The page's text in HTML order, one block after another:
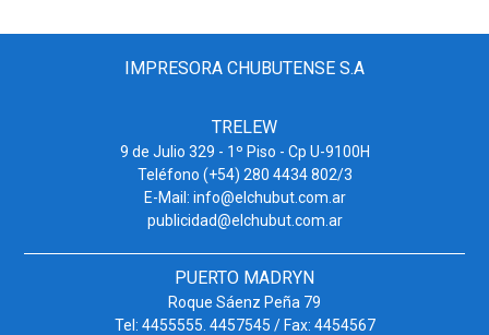
IMPRESORA CHUBUTENSE S.A
TRELEW
9 de Julio 329 - 1º Piso - Cp U-9100H
Teléfono (+54) 280 4434 802/3
E-Mail: info@elchubut.com.ar
publicidad@elchubut.com.ar
PUERTO MADRYN
Roque Sáenz Peña 79
Tel: 4455555. 4457545 / Fax: 4454567